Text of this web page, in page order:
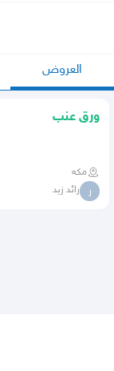
العروض
ورق عنب
مكه
ر رائد زيد